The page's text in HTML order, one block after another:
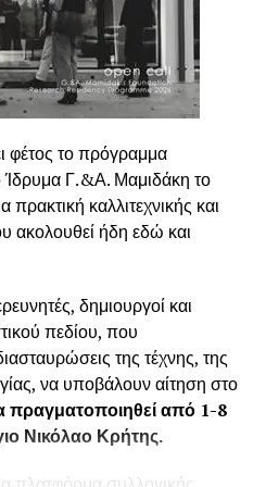
τοΓεωπονικό
συναποτελούν το τοπικό
https://cutt.ly/js6wW8S
επικοινωνήστε:
χρηματοδότησης
Επιχειρήσεων και
Μέτρα
φέτος το πρόγραμμα
Ίδρυμα Γ.&Α. Μαμιδάκη το
πρακτική καλλιτεχνικής και
ακολουθεί ήδη εδώ και
δημιουργοί και
πεδίου, που
της τέχνης, της
να υποβάλουν αίτηση στο
από 1-8
Νικόλαο Κρήτης.